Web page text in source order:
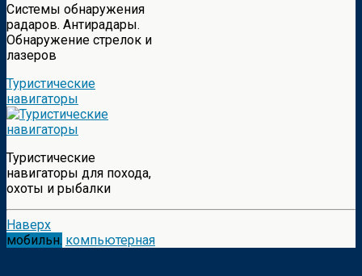
Системы обнаружения
радаров. Антирадары.
Обнаружение стрелок и
лазеров
Туристические
навигаторы
Туристические
навигаторы для похода,
охоты и рыбалки
Наверх
мобильн. компьютерная